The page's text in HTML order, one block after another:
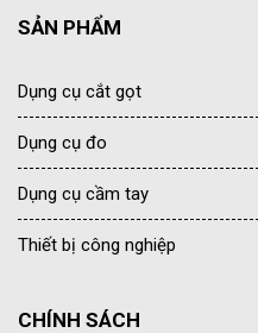
SẢN PHẨM
Dụng cụ cắt gọt
Dụng cụ đo
Dụng cụ cầm tay
Thiết bị công nghiệp
CHÍNH SÁCH